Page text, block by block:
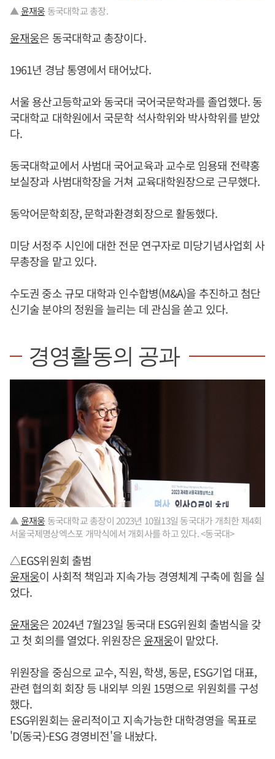
▲윤재웅 동국대학교 총장.
윤재웅은 동국대학교 총장이다.
1961년 경남 통영에서 태어났다.
서울 용산고등학교와 동국대 국어국문학과를 졸업했다. 동
국대학교 대학원에서 국문학 석사학위와 박사학위를 받았
다.
동국대학교에서 사범대 국어교육과 교수로 임용돼 전략홍
보실장과 사범대학장을 거쳐 교육대학원장으로 근무했다.
동악어문학회장, 문학과환경회장으로 활동했다.
미당 서정주 시인에 대한 전문 연구자로 미당기념사업회 사
무총장을 맡고 있다.
수도권 중소 규모 대학과 인수합병(M&A)을 추진하고 첨단
신기술 분야의 정원을 늘리는 데 관심을 쏟고 있다.
경영활동의 공과
▲윤재웅 동국대학교 총장이 2023년 10월13일 동국대가 개최한 제4회
서울국제명상엑스포 개막식에서 개회사를 하고 있다. <동국대>
△EGS위원회 출범
윤재웅이 사회적 책임과 지속가능 경영체계 구축에 힘을 실
었다.
윤재웅은 2024년 7월23일 동국대 ESG위원회 출범식을 갖
고 첫 회의를 열었다. 위원장은윤재웅이 맡았다.
위원장을 중심으로 교수, 직원, 학생, 동문, ESG기업 대표,
관련 협의회 회장 등 내외부 의원 15명으로 위원회를 구성
했다.
ESG위원회는 윤리적이고 지속가능한 대학경영을 목표로
'D(동국)-ESG 경영비전'을 내놨다.